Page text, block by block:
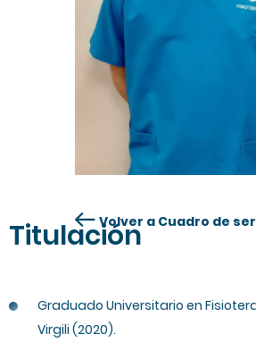
Titulación
Graduado Universitario en
Virgili (2020).
Volver a Cuadro de